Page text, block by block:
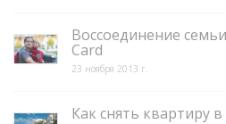
Воссоединение
Card
23 ноября 2013 г.
Как снять квартиру